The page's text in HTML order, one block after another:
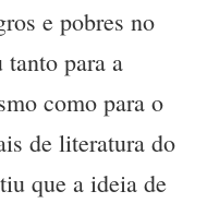
e pobres no
para a
como para o
de literatura do
que a ideia de